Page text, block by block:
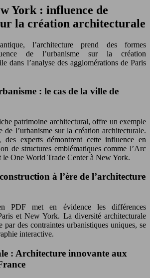
York : influence de
la création architecturale
l’architecture prend des formes
de l’urbanisme sur la création
dans l’analyse des agglomérations de Paris
: le cas de la ville de
patrimoine architectural, offre un exemple
de l’urbanisme sur la création architecturale.
des experts démontrent cette influence en
de structures emblématiques comme l’Arc
le One World Trade Center à New York.
à l’ère de l’architecture
PDF met en évidence les différences
et New York. La diversité architecturale
par des contraintes urbanistiques uniques, se
interactive.
: Architecture innovante aux